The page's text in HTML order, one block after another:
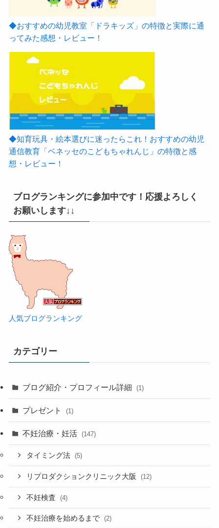
◆おすすめの幼児教室「ドラキッズ」の特徴と実際に通
ってみた感想・レビュー！
◆知育玩具・絵本選びに迷ったらこれ！おすすめの幼児
通信教育「ベネッセのこどもちゃれんじ」の特徴と感
想・レビュー！
ブログランキングに参加中です！応援よろしく
お願いします↓↓
人気ブログランキング
カテゴリー
ブログ紹介・プロフィール詳細 (1)
プレゼント (1)
不妊治療・妊活 (147)
タイミング法 (5)
リプロダクションクリニック大阪 (12)
不妊検査 (4)
不妊治療を始めるまで (2)